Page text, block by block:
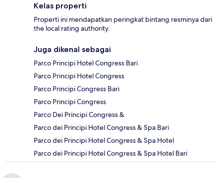
Kelas properti
Properti ini mendapatkan peringkat bintang resminya dari
the local rating authority.
Juga dikenal sebagai
Parco Principi Hotel Congress Bari
Parco Principi Hotel Congress
Parco Principi Congress Bari
Parco Principi Congress
Parco Dei Principi Congress &
Parco dei Principi Hotel Congress & Spa Bari
Parco dei Principi Hotel Congress & Spa Hotel
Parco dei Principi Hotel Congress & Spa Hotel Bari